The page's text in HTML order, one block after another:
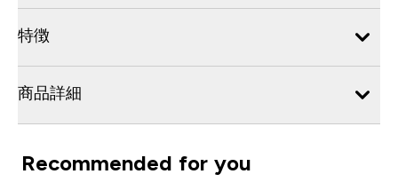
特徴
商品詳細
Recommended for you